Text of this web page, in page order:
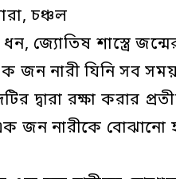
চঞ্চল
জ্যোতিষ শাস্ত্রে
জন নারী যিনি সব
দ্বারা রক্ষা করার
জন নারীকে বোঝানো